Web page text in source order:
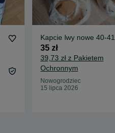
Kapcie lwy nowe 40-41
35 zł
39,73 zł z Pakietem
Ochronnym
Nowogrodziec
15 lipca 2026